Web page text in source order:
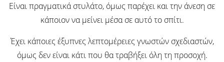
Είναι πραγματικά στυλάτο, όμως παρέχει και την άνεση σε
κάποιον να μείνει μέσα σε αυτό το σπίτι.
Έχει κάποιες έξυπνες λεπτομέρειες γνωστών σχεδιαστών,
όμως δεν είναι κάτι που θα τραβήξει όλη τη προσοχή.